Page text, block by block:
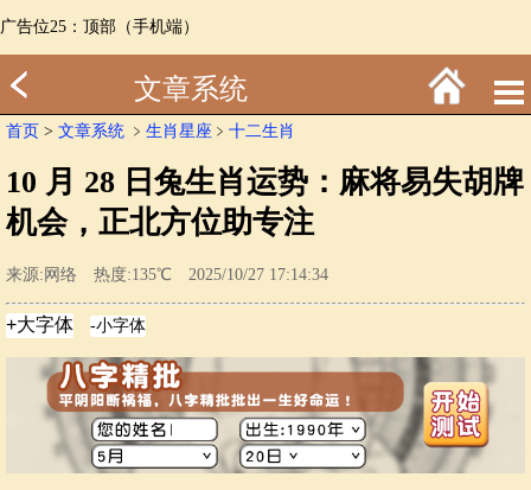
广告位25：顶部（手机端）
文章系统
首页 > 文章系统 ﹥ 生肖星座 ﹥ 十二生肖
10 月 28 日兔生肖运势：麻将易失胡牌
机会，正北方位助专注
来源:网络 热度:135℃ 2025/10/27 17:14:34